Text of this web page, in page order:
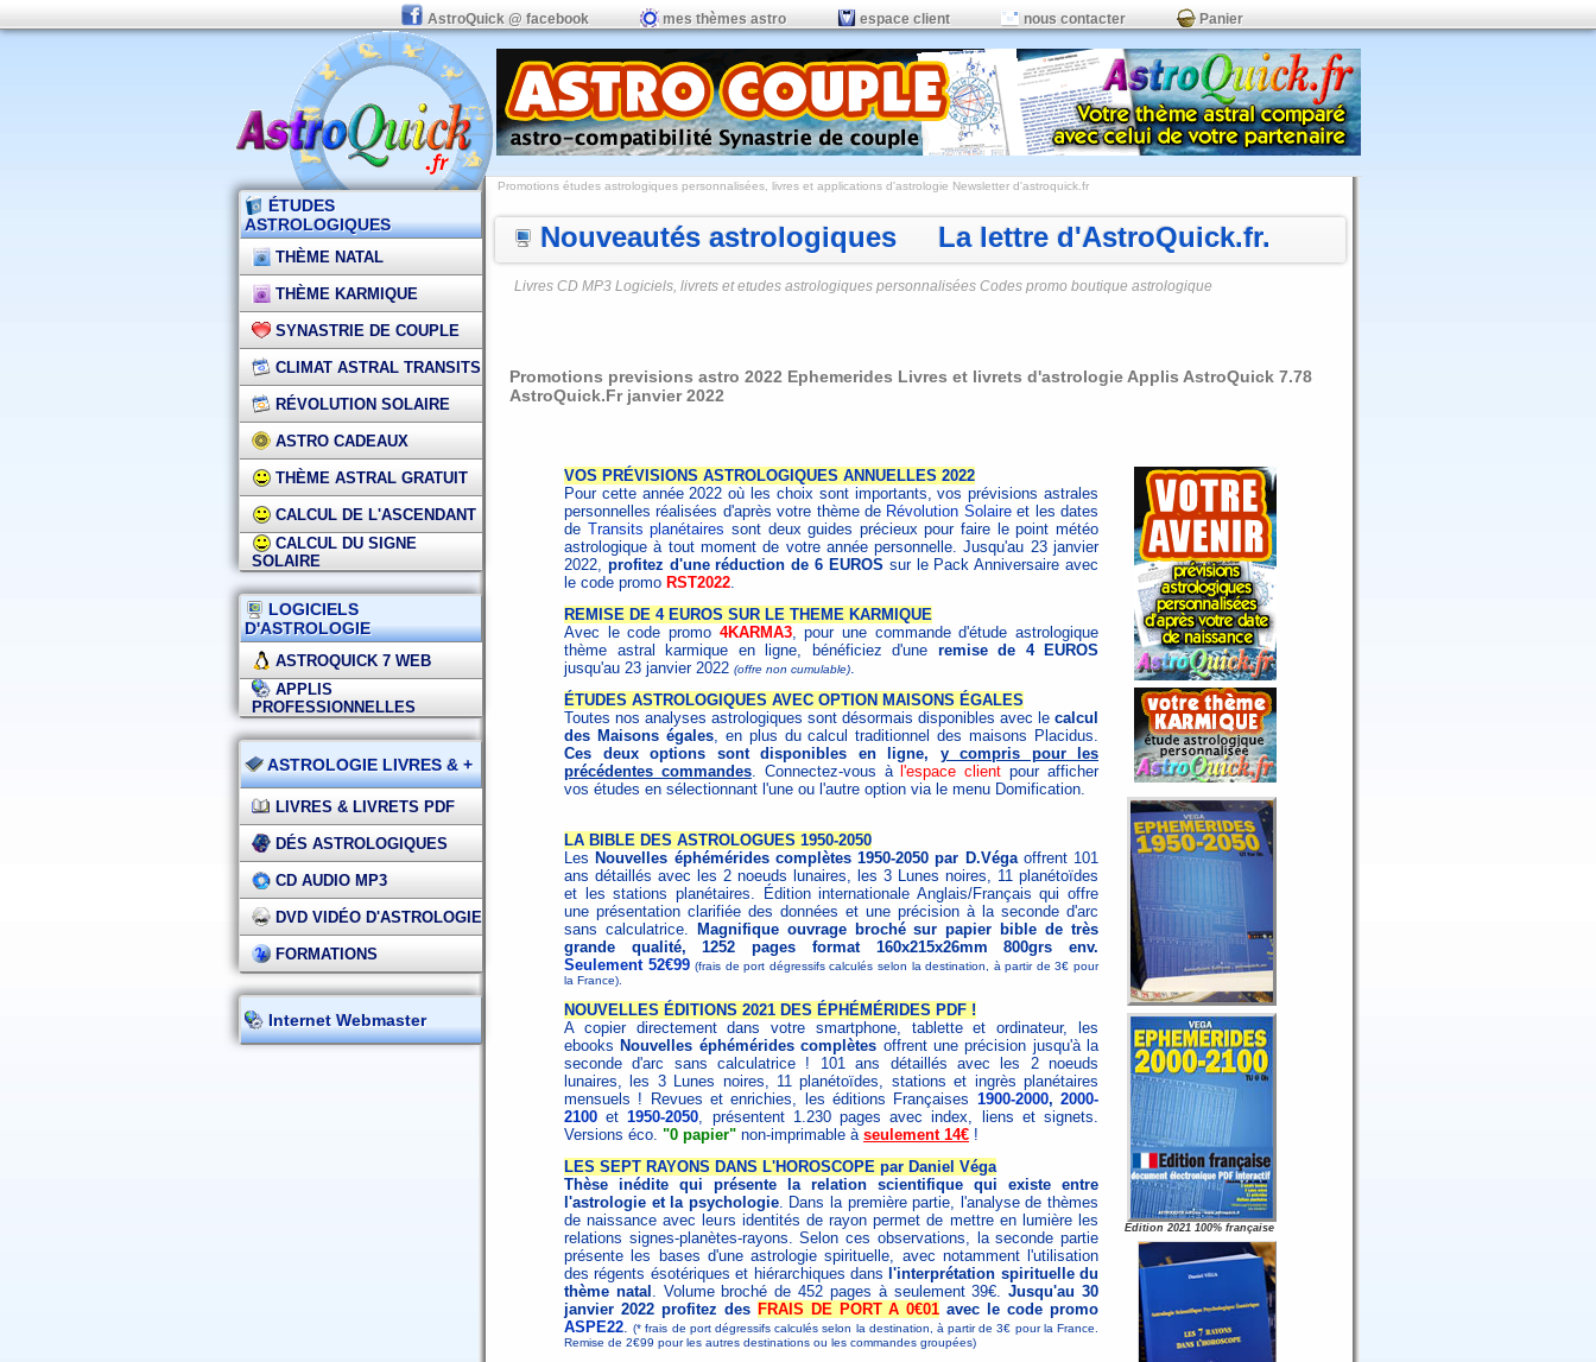
AstroQuick @ facebook mes thèmes astro espace client nous contacter Panier
ÉTUDES
ASTROLOGIQUES
THÈME NATAL
THÈME KARMIQUE
SYNASTRIE DE COUPLE
CLIMAT ASTRAL TRANSITS
RÉVOLUTION SOLAIRE
ASTRO CADEAUX
THÈME ASTRAL GRATUIT
CALCUL DE L'ASCENDANT
CALCUL DU SIGNE
SOLAIRE
LOGICIELS
D'ASTROLOGIE
ASTROQUICK 7 WEB
APPLIS
PROFESSIONNELLES
ASTROLOGIE LIVRES & +
LIVRES & LIVRETS PDF
DÉS ASTROLOGIQUES
CD AUDIO MP3
DVD VIDÉO D'ASTROLOGIE
FORMATIONS
Internet Webmaster
Promotions études astrologiques personnalisées, livres et applications d'astrologie Newsletter d'astroquick.fr
Nouveautés astrologiques La lettre d'AstroQuick.fr.
Livres CD MP3 Logiciels, livrets et etudes astrologiques personnalisées Codes promo boutique astrologique
Promotions previsions astro 2022 Ephemerides Livres et livrets d'astrologie Applis AstroQuick 7.78
AstroQuick.Fr janvier 2022
VOS PRÉVISIONS ASTROLOGIQUES ANNUELLES 2022
Pour cette année 2022 où les choix sont importants, vos prévisions astrales
personnelles réalisées d'après votre thème de Révolution Solaireet les dates
de Transits planétaires sont deux guides précieux pour faire le point météo
astrologique à tout moment de votre année personnelle. Jusqu'au 23 janvier
2022, profitez d'une réduction de 6 EUROS sur le Pack Anniversaire avec
le code promo RST2022.
REMISE DE 4 EUROS SUR LE THEME KARMIQUE
Avec le code promo 4KARMA3, pour une commande d'étude astrologique
thème astral karmique en ligne, bénéficiez d'une remise de 4 EUROS
jusqu'au 23 janvier 2022 (offre non cumulable).
ÉTUDES ASTROLOGIQUES AVEC OPTION MAISONS ÉGALES
Toutes nos analyses astrologiques sont désormais disponibles avec le calcul
des Maisons égales, en plus du calcul traditionnel des maisons Placidus.
Ces deux options sont disponibles en ligne, y compris pour les
précédentes commandes. Connectez-vous à l'espace client pour afficher
vos études en sélectionnant l'une ou l'autre option via le menu Domification.
LA BIBLE DES ASTROLOGUES 1950-2050
Les Nouvelles éphémérides complètes 1950-2050 par D.Végaoffrent 101
ans détaillés avec les 2 noeuds lunaires, les 3 Lunes noires, 11 planétoïdes
et les stations planétaires. Édition internationale Anglais/Français qui offre
une présentation clarifiée des données et une précision à la seconde d'arc
sans calculatrice.
Magnifique ouvrage broché sur papier bible de très
grande qualité, 1252 pages format 160x215x26mm 800grs env.
Seulement 52€99(frais de port dégressifs calculés selon la destination, à partir de 3€ pour
la France).
NOUVELLES ÉDITIONS 2021 DES ÉPHÉMÉRIDES PDF !
A copier directement dans votre smartphone, tablette et ordinateur, les
ebooks Nouvelles éphémérides complètes offrent une précision jusqu'à la
seconde d'arc sans calculatrice ! 101 ans détaillés avec les 2 noeuds
lunaires, les 3 Lunes noires, 11 planétoïdes, stations et ingrès planétaires
mensuels ! Revues et enrichies, les éditions Françaises 1900-2000,2000-
2100 et1950-2050, présentent 1.230 pages avec index, liens et signets.
Versions éco. "0 papier" non-imprimable à seulement 14€ !
LES SEPT RAYONS DANS L'HOROSCOPE par Daniel Véga
Thèse inédite qui présente la relation scientifique qui existe entre
l'astrologie et la psychologie. Dans la première partie, l'analyse de thèmes
de naissance avec leurs identités de rayon permet de mettre en lumière les
relations signes-planètes-rayons. Selon ces observations, la seconde partie
présente les bases d'une astrologie spirituelle, avec notamment l'utilisation
des régents ésotériques et hiérarchiques dans l'interprétation spirituelle du
thème natal . Volume broché de 452 pages à seulement 39€.Jusqu'au 30
janvier 2022 profitez des FRAIS DE PORT A 0€01 avec le code promo
ASPE22.(* frais de port dégressifs calculés selon la destination, à partir de 3€ pour la France.
Remise de 2€99 pour les autres destinations ou les commandes groupées)
Edition 2021 100% française